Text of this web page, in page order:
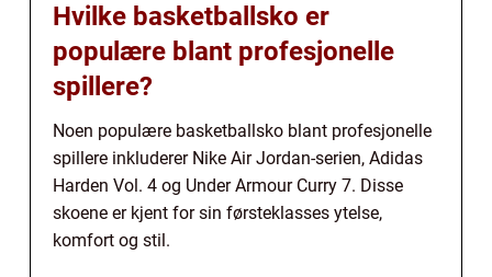
Hvilke basketballsko er
populære blant profesjonelle
spillere?
Noen populære basketballsko blant profesjonelle
spillere inkluderer Nike Air Jordan-serien, Adidas
Harden Vol. 4 og Under Armour Curry 7. Disse
skoene er kjent for sin førsteklasses ytelse,
komfort og stil.